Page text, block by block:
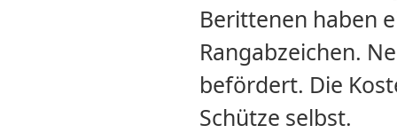
Berittenen haben
Rangabzeichen.
befördert. Die
Schütze selbst.